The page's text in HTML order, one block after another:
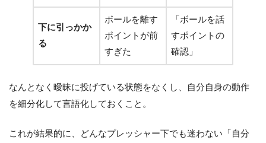
下に引っかか
る
ボールを離す
ポイントが前
すぎた
「ボールを話
すポイントの
確認」
なんとなく曖昧に投げている状態をなくし、自分自身の動作
を細分化して言語化しておくこと。
これが結果的に、どんなプレッシャー下でも迷わない「自分